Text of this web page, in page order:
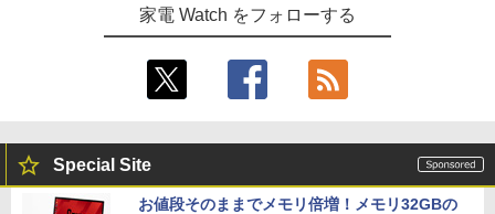
家電 Watch をフォローする
Special Site
お値段そのままでメモリ倍増！メモリ32GBの